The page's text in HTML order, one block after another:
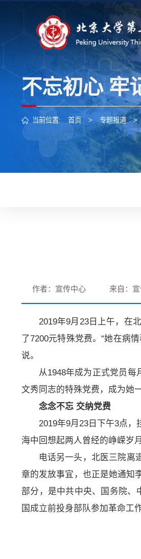
不忘初心 牢
当前位置: 首页 > 专题报道 >
作者：宣传中心 来自：
2019年9月23日上午，在
了7200元特殊党费。“她在病
说。
从1948年成为正式党员
文秀同志的特殊党费，成为她
念念不忘 交纳党费
2019年9月23日下午3点
海中回想起两人曾经的峥嵘岁
电话另一头，北医三院离
章的发放事宜，也正是她通知
部分，是中共中央、国务院、
国成立前投身部队参加革命工